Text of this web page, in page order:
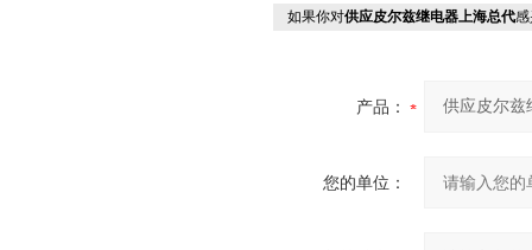
如果你对供应皮尔兹继电器上海总代
产品：
您的单位：